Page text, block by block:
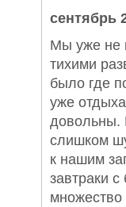
сентябрь
Мы уже не
тихими
было где
уже
довольны.
слишком
к нашим
завтраки